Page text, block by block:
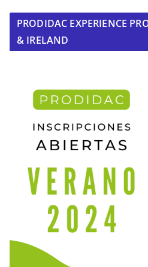
PRODIDAC EXPERIENCE
& IRELAND